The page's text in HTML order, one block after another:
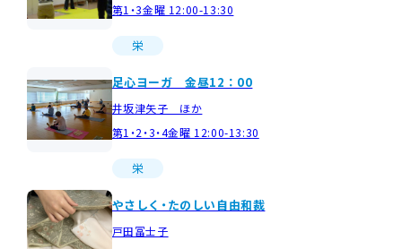
第1・3金曜 12:00-13:30
栄
足心ヨーガ 金昼12：00
井坂津矢子 ほか
第1・2・3・4金曜 12:00-13:30
栄
やさしく・たのしい自由和裁
戸田冨士子